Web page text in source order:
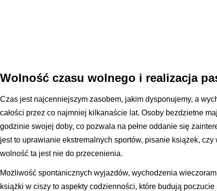
Wolność czasu wolnego i realizacja
Czas jest najcenniejszym zasobem, jakim dysponujemy, a
całości przez co najmniej kilkanaście lat. Osoby bezdzietne
godzinie swojej doby, co pozwala na pełne oddanie się
jest to uprawianie ekstremalnych sportów, pisanie książek,
wolność ta jest nie do przecenienia.
Możliwość spontanicznych wyjazdów, wychodzenia
książki w ciszy to aspekty codzienności, które budują